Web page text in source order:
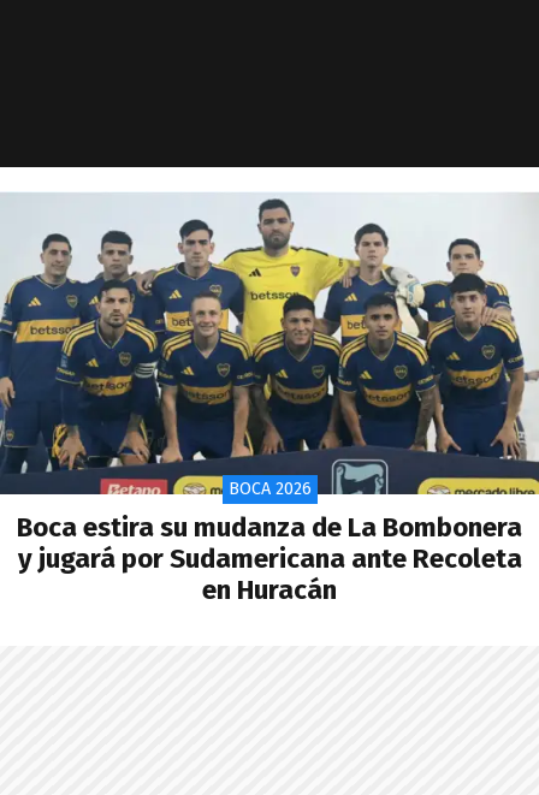
BOCA 2026
Boca estira su mudanza de La Bombonera
y jugará por Sudamericana ante Recoleta
en Huracán